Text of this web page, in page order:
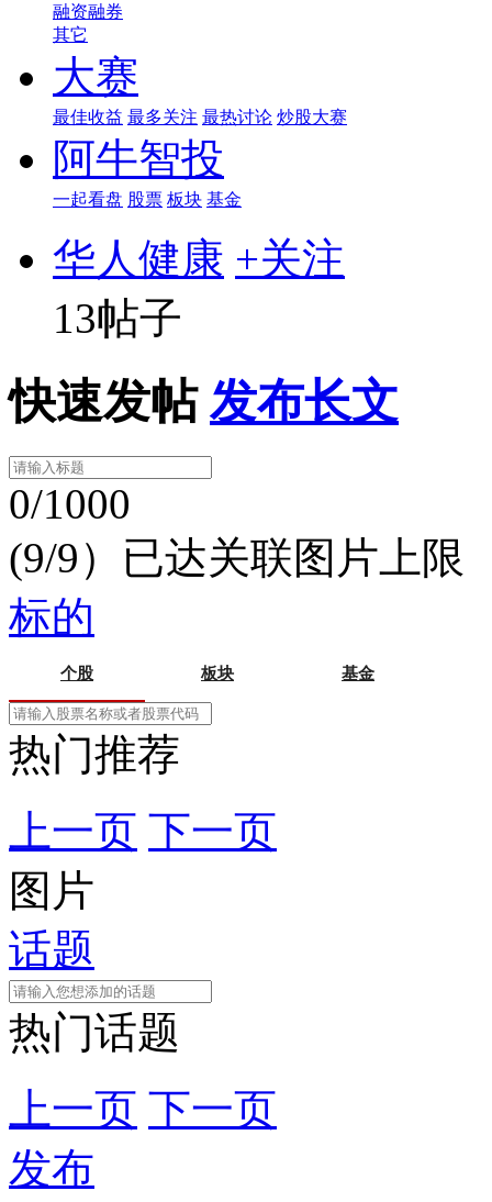
融资融券
其它
大赛
最佳收益 最多关注 最热讨论 炒股大赛
阿牛智投
一起看盘 股票 板块 基金
华人健康 +关注
13帖子
快速发帖 发布长文
0/1000
(9/9）已达关联图片上限
标的
个股 板块 基金
热门推荐
上一页 下一页
图片
话题
热门话题
上一页 下一页
发布